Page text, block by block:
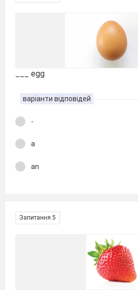
___ egg
варіанти відповідей
-
a
an
Запитання 5